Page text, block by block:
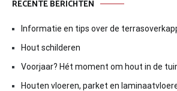
RECENTE BERICHTEN
Informatie en tips over de
Hout schilderen
Voorjaar? Hét moment om hout in de
Houten vloeren, parket en